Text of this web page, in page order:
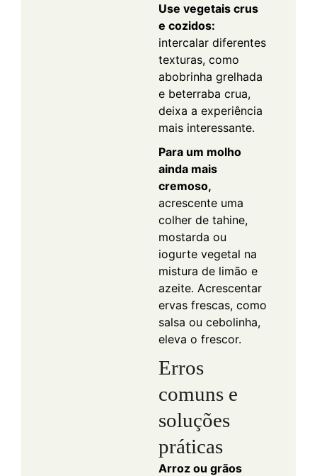
Use vegetais crus
e cozidos:
intercalar diferentes
texturas, como
abobrinha grelhada
e beterraba crua,
deixa a experiência
mais interessante.
Para um molho
ainda mais
cremoso,
acrescente uma
colher de tahine,
mostarda ou
iogurte vegetal na
mistura de limão e
azeite. Acrescentar
ervas frescas, como
salsa ou cebolinha,
eleva o frescor.
Erros
comuns e
soluções
práticas
Arroz ou grãos